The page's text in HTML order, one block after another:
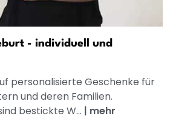
- individuell und
personalisierte Geschenke für
und deren Familien.
bestickte W... | mehr